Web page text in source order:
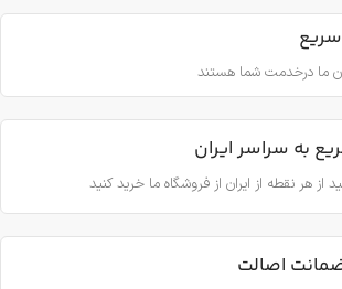
به سراسر ایران
از هر نقطه از ایران از فروشگاه ما خرید کنید
اصالت